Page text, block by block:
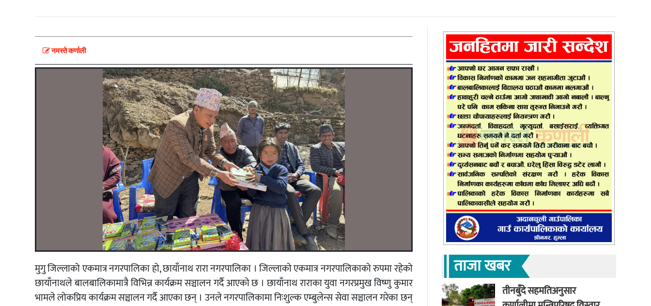
नमस्ते कर्णाली
मुगु जिल्लाको एकमात्र नगरपालिका हो, छायाँनाथ रारा नगरपालिका । जिल्लाको एकमात्र नगरपालिकाको रुपमा रहेको
छायाँनाथले बालबालिकामात्रै विभिन्न कार्यक्रम सञ्चालन गर्दै आएको छ । छायाँनाथ राराका युवा नगरप्रमुख विष्णु कुमार
भामले लोकप्रिय कार्यक्रम सञ्चालन गर्दै आएका छन् । उनले नगरपालिकामा निःशुल्क एम्बुलेन्स सेवा सञ्चालन गरेका छन्
ताजा खबर
तीनबुँदे सहमतिअनुसार